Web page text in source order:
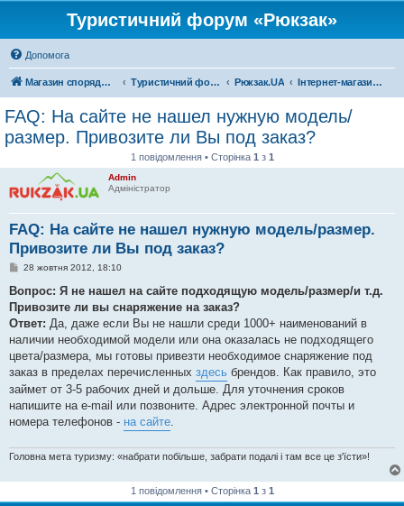
Туристичний форум «Рюкзак»
Допомога
Магазин спорядження Туристичний форум «Рюкзак» Рюкзак.UA Інтернет-магазин «Рюкзак»
FAQ: На сайте не нашел нужную модель/
размер. Привозите ли Вы под заказ?
1 повідомлення • Сторінка 1 з 1
Admin
Адміністратор
FAQ: На сайте не нашел нужную модель/размер.
Привозите ли Вы под заказ?
П
в
д
о
л
е
н
я
28 жовтня 2012, 18:10
Вопрос: Я не нашел на сайте подходящую модель/размер/и т.д.
Привозите ли вы снаряжение на заказ?
Ответ: Да, даже если Вы не нашли среди 1000+ наименований в
наличии необходимой модели или она оказалась не подходящего
цвета/размера, мы готовы привезти необходимое снаряжение под
заказ в пределах перечисленных здесь брендов. Как правило, это
займет от 3-5 рабочих дней и дольше. Для уточнения сроков
напишите на e-mail или позвоните. Адрес электронной почты и
номера телефонов - на сайте.
Головна мета туризму: «набрати побільше, забрати подалі і там все це з'їсти»!
1 повідомлення • Сторінка 1 з 1